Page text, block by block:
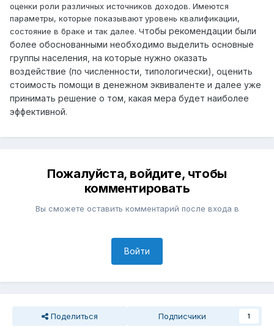
оценки роли различных источников доходов. Имеются
параметры, которые показывают уровень квалификации,
состояние в браке и так далее. Чтобы рекомендации были
более обоснованными необходимо выделить основные
группы населения, на которые нужно оказать
воздействие (по численности, типологически), оценить
стоимость помощи в денежном эквиваленте и далее уже
принимать решение о том, какая мера будет наиболее
эффективной.
Пожалуйста, войдите, чтобы
комментировать
Вы сможете оставить комментарий после входа в
Войти
Поделиться Подписчики 1